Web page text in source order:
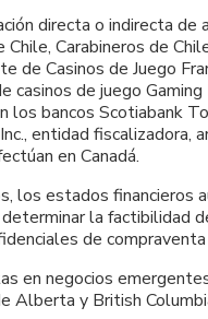
directa o indirecta de
Carabineros de
Casinos de Juego
de juego
los bancos Scotiabank
entidad
en Canadá.
los estados financieros
la factibilidad
de
en negocios
Alberta y British